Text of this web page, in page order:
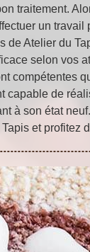
traitement.
un
de Atelier du
selon vos
compétentes
capable de
à son état
et profitez